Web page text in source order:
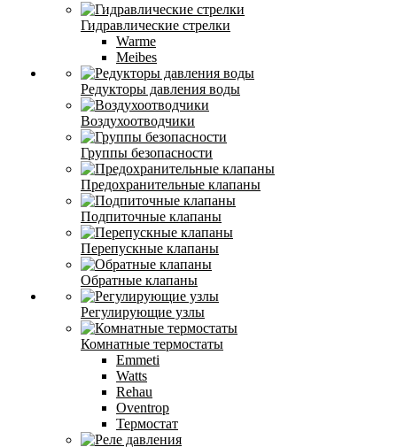
Гидравлические стрелки
Warme
Meibes
Редукторы давления воды
Воздухоотводчики
Группы безопасности
Предохранительные клапаны
Подпиточные клапаны
Перепускные клапаны
Обратные клапаны
Регулирующие узлы
Комнатные термостаты
Emmeti
Watts
Rehau
Oventrop
Термостат